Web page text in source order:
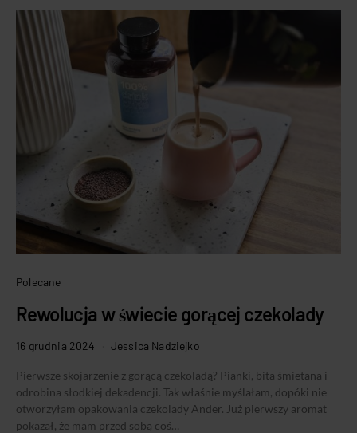
Polecane
Rewolucja w świecie gorącej czekolady
16 grudnia 2024 Jessica Nadziejko
Pierwsze skojarzenie z gorącą czekoladą? Pianki, bita śmietana i
odrobina słodkiej dekadencji. Tak właśnie myślałam, dopóki nie
otworzyłam opakowania czekolady Ander. Już pierwszy aromat
pokazał, że mam przed sobą coś…